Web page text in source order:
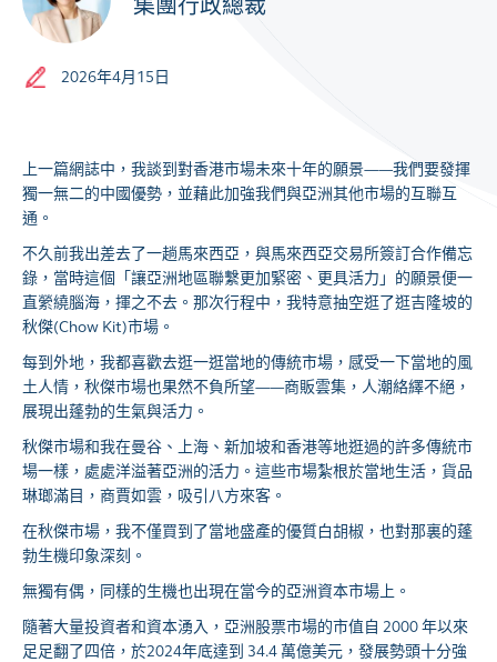
集團行政總裁
2026年4月15日
上一篇網誌中，我談到對香港市場未來十年的願景——我們要發揮
獨一無二的中國優勢，並藉此加強我們與亞洲其他市場的互聯互
通。
不久前我出差去了一趟馬來西亞，與馬來西亞交易所簽訂合作備忘
錄，當時這個「讓亞洲地區聯繫更加緊密、更具活力」的願景便一
直縈繞腦海，揮之不去。那次行程中，我特意抽空逛了逛吉隆坡的
秋傑(Chow Kit)市場。
每到外地，我都喜歡去逛一逛當地的傳統市場，感受一下當地的風
土人情，秋傑市場也果然不負所望——商販雲集，人潮絡繹不絕，
展現出蓬勃的生氣與活力。
秋傑市場和我在曼谷、上海、新加坡和香港等地逛過的許多傳統市
場一樣，處處洋溢著亞洲的活力。這些市場紮根於當地生活，貨品
琳瑯滿目，商賈如雲，吸引八方來客。
在秋傑市場，我不僅買到了當地盛產的優質白胡椒，也對那裏的蓬
勃生機印象深刻。
無獨有偶，同樣的生機也出現在當今的亞洲資本市場上。
隨著大量投資者和資本湧入，亞洲股票市場的市值自 2000 年以來
足足翻了四倍，於2024年底達到 34.4 萬億美元，發展勢頭十分強